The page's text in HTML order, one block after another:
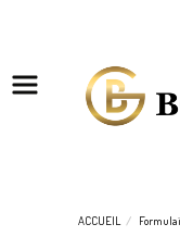
ACCUEIL